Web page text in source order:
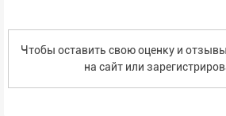
Чтобы оставить свою оценку и
на сайт или